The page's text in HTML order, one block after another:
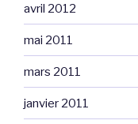
avril 2012
mai 2011
mars 2011
janvier 2011